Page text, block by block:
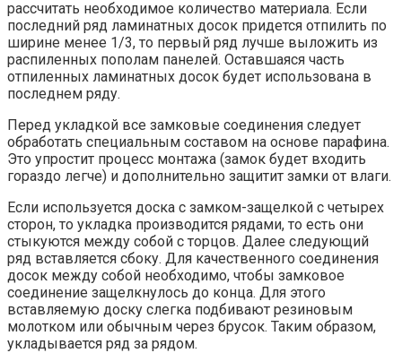
рассчитать необходимое количество материала. Если
последний ряд ламинатных досок придется отпилить по
ширине менее 1/3, то первый ряд лучше выложить из
распиленных пополам панелей. Оставшаяся часть
отпиленных ламинатных досок будет использована в
последнем ряду.
Перед укладкой все замковые соединения следует
обработать специальным составом на основе парафина.
Это упростит процесс монтажа (замок будет входить
гораздо легче) и дополнительно защитит замки от влаги.
Если используется доска с замком-защелкой с четырех
сторон, то укладка производится рядами, то есть они
стыкуются между собой с торцов. Далее следующий
ряд вставляется сбоку. Для качественного соединения
досок между собой необходимо, чтобы замковое
соединение защелкнулось до конца. Для этого
вставляемую доску слегка подбивают резиновым
молотком или обычным через брусок. Таким образом,
укладывается ряд за рядом.